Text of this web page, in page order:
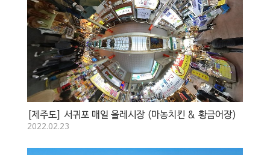
[제주도] 서귀포 매일 올레시장 (마농치킨 & 황금어장)
2022.02.23